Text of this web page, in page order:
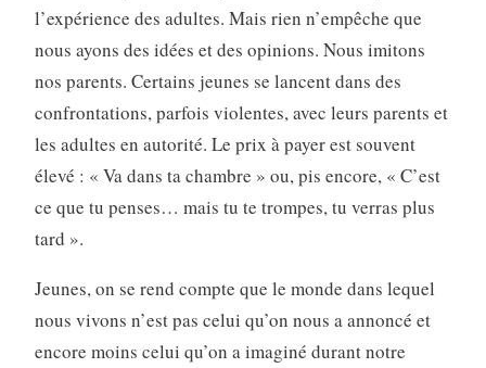
l’expérience des adultes. Mais rien n’empêche que
nous ayons des idées et des opinions. Nous imitons
nos parents. Certains jeunes se lancent dans des
confrontations, parfois violentes, avec leurs parents et
les adultes en autorité. Le prix à payer est souvent
élevé : « Va dans ta chambre » ou, pis encore, « C’est
ce que tu penses… mais tu te trompes, tu verras plus
tard ».
Jeunes, on se rend compte que le monde dans lequel
nous vivons n’est pas celui qu’on nous a annoncé et
encore moins celui qu’on a imaginé durant notre